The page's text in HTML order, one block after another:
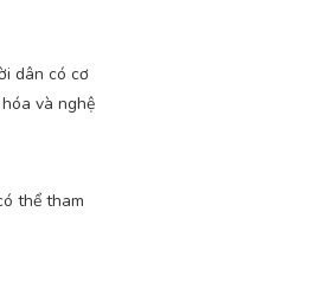
dân có cơ
và nghệ
thể tham